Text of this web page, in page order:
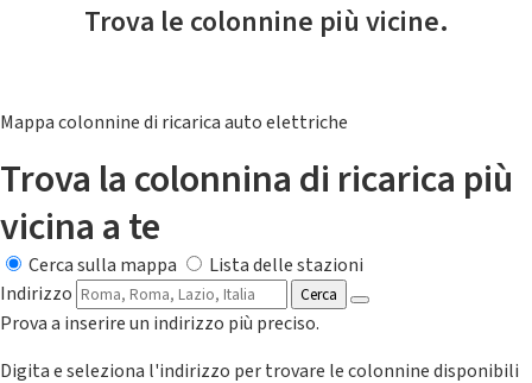
Trova le colonnine più vicine.
Mappa colonnine di ricarica auto elettriche
Trova la colonnina di ricarica più
vicina a te
Cerca sulla mappa
Lista delle stazioni
Indirizzo
Cerca
Prova a inserire un indirizzo più preciso.
Digita e seleziona l'indirizzo per trovare le colonnine disponibili